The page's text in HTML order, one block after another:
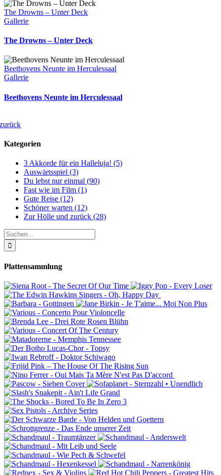
The Drowns – Unter Deck
Gallerie
The Drowns – Unter Deck
Beethovens Neunte im Herculessaal
Gallerie
Beethovens Neunte im Herculessaal
zurück
Kategorien
3 Akkorde für ein Halleluja! (5)
Auswärtsspiel (3)
Du lebst nur einmal (90)
Fast wie im Film (1)
Gute Reise (12)
Schöner warten (12)
Zur Hölle und zurück (28)
Suche
nach:
Plattensammlung